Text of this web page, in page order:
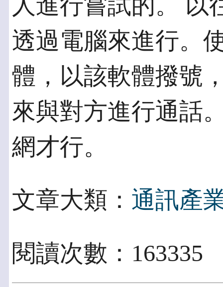
人進行嘗試的。 以
透過電腦來進行。
體，以該軟體撥號
來與對方進行通話
網才行。
文章大類： 通訊產
閱讀次數：